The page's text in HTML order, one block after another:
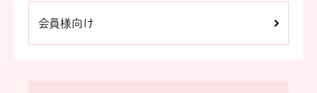
会員様向け